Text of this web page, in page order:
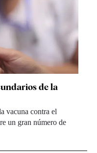
de la
vacuna contra el
un gran número de